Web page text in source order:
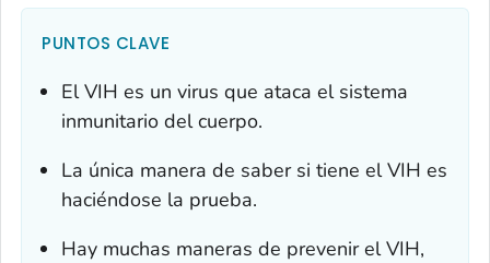
PUNTOS CLAVE
El VIH es un virus que ataca el sistema
inmunitario del cuerpo.
La única manera de saber si tiene el VIH es
haciéndose la prueba.
Hay muchas maneras de prevenir el VIH,